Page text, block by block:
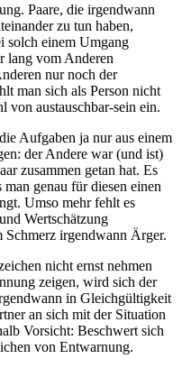
Paare, die irgendwann
zu tun haben,
solch einem Umgang
lang vom Anderen
nur noch der
man sich als Person nicht
von austauschbar-sein ein.
Aufgaben ja nur aus einem
der Andere war (und ist)
zusammen getan hat. Es
genau für diesen einen
Umso mehr fehlt es
Wertschätzung
Schmerz irgendwann Ärger.
nicht ernst nehmen
zeigen, wird sich der
in Gleichgültigkeit
an sich mit der Situation
Vorsicht: Beschwert sich
von Entwarnung.